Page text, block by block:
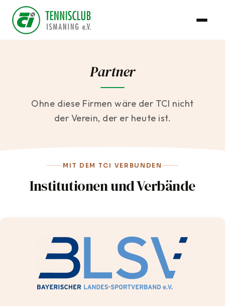
Partner
Ohne diese Firmen wäre der TCI nicht
der Verein, der er heute ist.
MIT DEM TCI VERBUNDEN
Institutionen und Verbände